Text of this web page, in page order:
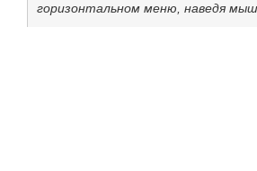
горизонтальном меню, наведя